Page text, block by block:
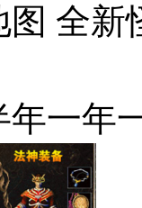
全
年一年